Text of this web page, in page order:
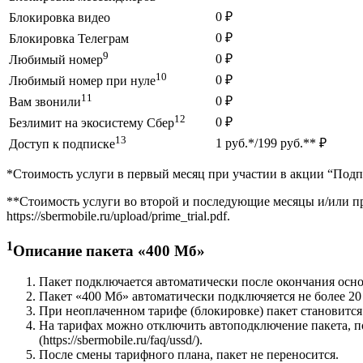
Блокировка видео
0 ₽
Блокировка Телеграм
0 ₽
Любимый номер9
0 ₽
Любимый номер при нуле10
0 ₽
Вам звонили11
0 ₽
Безлимит на экосистему Сбер12
0 ₽
Доступ к подписке13 1 руб.*/199 руб.** ₽
*Стоимость услуги в первый месяц при участии в акции
**Стоимость услуги во второй и последующие месяцы и/или
https://sbermobile.ru/upload/prime_trial.pdf.
1Описание пакета «400 Мб»
Пакет подключается автоматически после окончания
Пакет «400 Мб» автоматически подключяется не более
При неоплаченном тарифе (блокировке) пакет
На тарифах можно отключить автоподключение пакета,
(https://sbermobile.ru/faq/ussd/).
После смены тарифного плана, пакет не переносится.